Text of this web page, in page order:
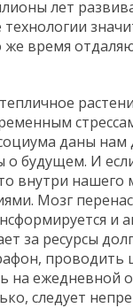
лет
технологии
время
даны нам
о будущем. И
внутри нашего
Мозг
и
за ресурсы
проводить
на ежедневной
следует